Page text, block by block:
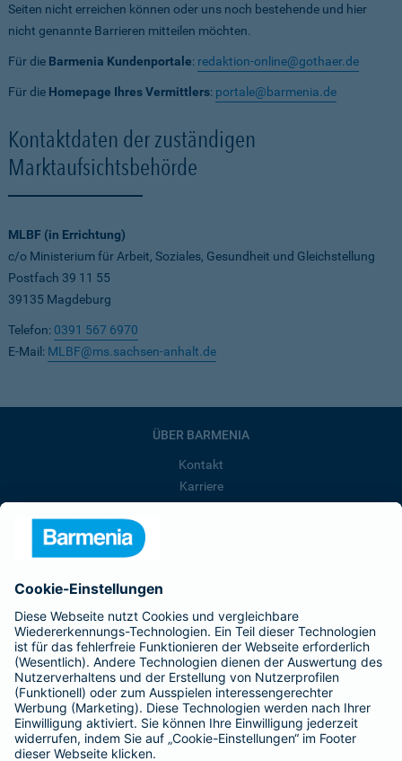
Seiten nicht erreichen können oder uns noch bestehende und hier
nicht genannte Barrieren mitteilen möchten.
Für die Barmenia Kundenportale: redaktion-online@gothaer.de
Für die Homepage Ihres Vermittlers: portale@barmenia.de
Kontaktdaten der zuständigen
Marktaufsichtsbehörde
MLBF (in Errichtung)
c/o Ministerium für Arbeit, Soziales, Gesundheit und Gleichstellung
Postfach 39 11 55
39135 Magdeburg
Telefon: 0391 567 6970
E-Mail: MLBF@ms.sachsen-anhalt.de
ÜBER BARMENIA
Kontakt
Karriere
Presse
Barmenia ist Teil der BarmeniaGothaer
BELIEBTE SEITEN
Kranken-Zusatzversicherung
Tierversicherungen
Haftpflichtversicherung
Hausratversicherung